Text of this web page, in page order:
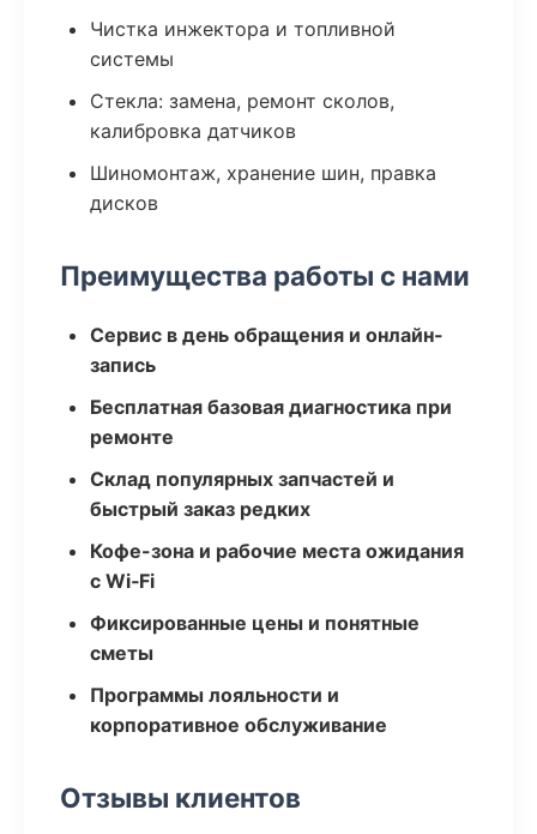
Чистка инжектора и топливной
системы
Стекла: замена, ремонт сколов,
калибровка датчиков
Шиномонтаж, хранение шин, правка
дисков
Преимущества работы с нами
Сервис в день обращения и онлайн-
запись
Бесплатная базовая диагностика при
ремонте
Склад популярных запчастей и
быстрый заказ редких
Кофе-зона и рабочие места ожидания
с Wi‑Fi
Фиксированные цены и понятные
сметы
Программы лояльности и
корпоративное обслуживание
Отзывы клиентов